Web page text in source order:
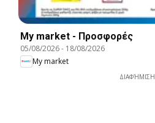
My market - Προσφορές
05/08/2026- 18/08/2026
My market
ΔΙΑΦΉΜΙΣΗ